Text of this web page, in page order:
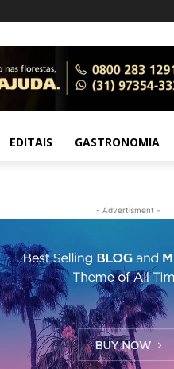
EDITAIS GASTRONOMIA
- Advertisment -